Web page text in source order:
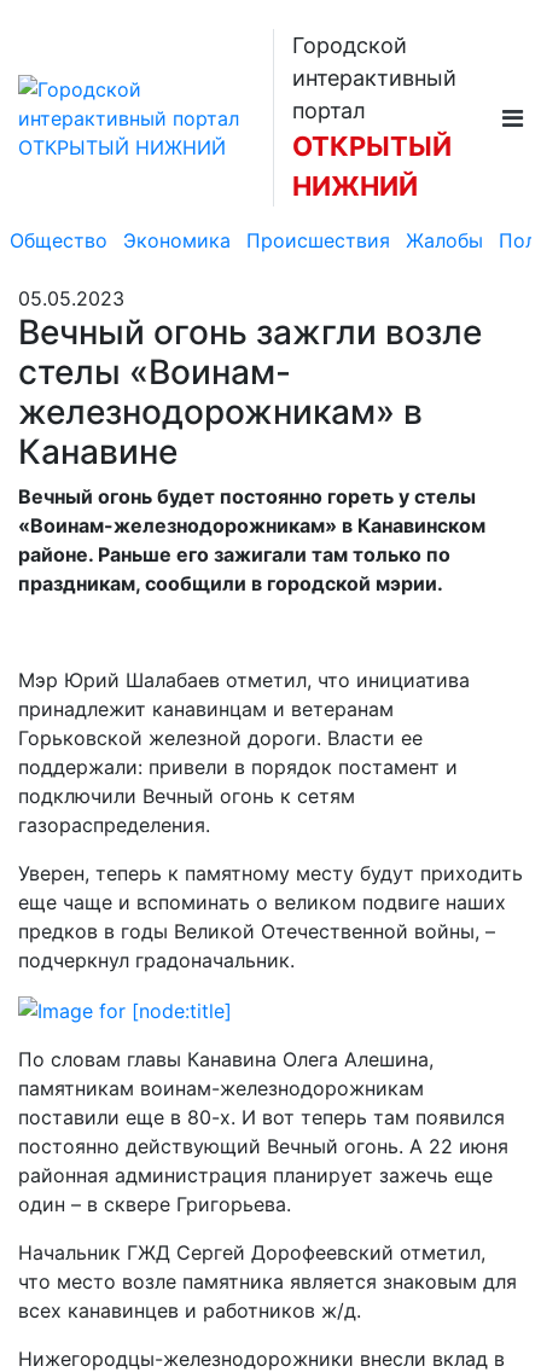
Городской
интерактивный
портал
ОТКРЫТЫЙ
НИЖНИЙ
Общество Экономика Происшествия Жалобы
05.05.2023
Вечный огонь зажгли возле
стелы «Воинам-
железнодорожникам» в
Канавине
Вечный огонь будет постоянно гореть у стелы
«Воинам-железнодорожникам» в Канавинском
районе. Раньше его зажигали там только по
праздникам, сообщили в городской мэрии.
Мэр Юрий Шалабаев отметил, что инициатива
принадлежит канавинцам и ветеранам
Горьковской железной дороги. Власти ее
поддержали: привели в порядок постамент и
подключили Вечный огонь к сетям
газораспределения.
Уверен, теперь к памятному месту будут приходить
еще чаще и вспоминать о великом подвиге наших
предков в годы Великой Отечественной войны, –
подчеркнул градоначальник.
По словам главы Канавина Олега Алешина,
памятникам воинам-железнодорожникам
поставили еще в 80-х. И вот теперь там появился
постоянно действующий Вечный огонь. А 22 июня
районная администрация планирует зажечь еще
один – в сквере Григорьева.
Начальник ГЖД Сергей Дорофеевский отметил,
что место возле памятника является знаковым для
всех канавинцев и работников ж/д.
Нижегородцы-железнодорожники внесли вклад в